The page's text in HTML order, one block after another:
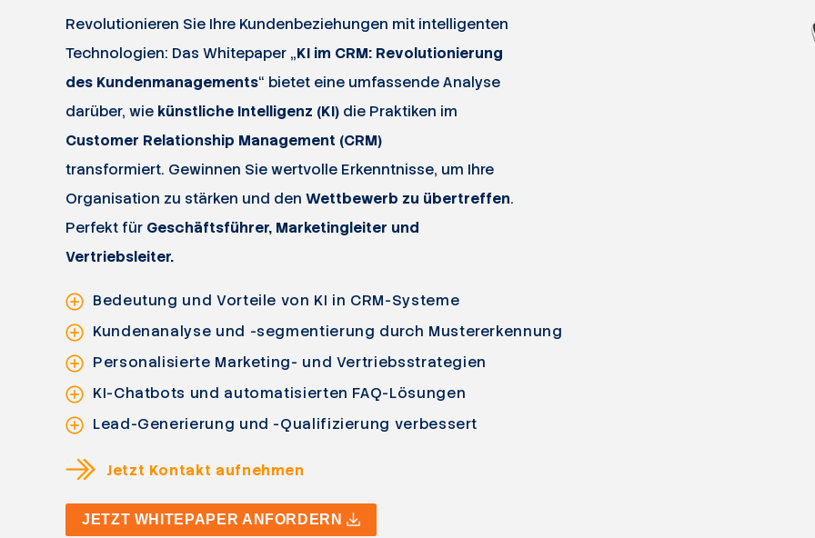
Revolutionieren Sie Ihre Kundenbeziehungen mit intelligenten
Technologien: Das Whitepaper „KI im CRM: Revolutionierung
des Kundenmanagements“ bietet eine umfassende Analyse
darüber, wie künstliche Intelligenz (KI) die Praktiken im
Customer Relationship Management (CRM)
transformiert. Gewinnen Sie wertvolle Erkenntnisse, um Ihre
Organisation zu stärken und den Wettbewerb zu übertreffen.
Perfekt für Geschäftsführer, Marketingleiter und
Vertriebsleiter.
Bedeutung und Vorteile von KI in CRM-Systeme
Kundenanalyse und -segmentierung durch Mustererkennung
Personalisierte Marketing- und Vertriebsstrategien
KI-Chatbots und automatisierten FAQ-Lösungen
Lead-Generierung und -Qualifizierung verbessert
Jetzt Kontakt aufnehmen
JETZT WHITEPAPER ANFORDERN